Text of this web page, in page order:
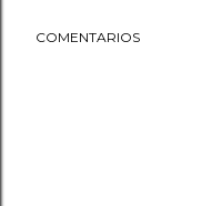
COMENTARIOS